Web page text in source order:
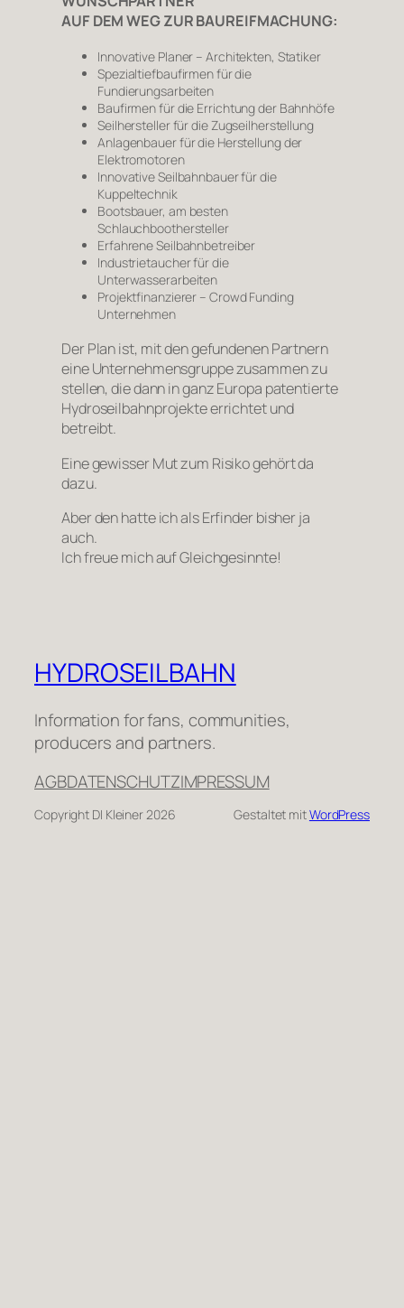
AUF DEM WEG ZUR BAUREIFMACHUNG:
Innovative Planer – Architekten, Statiker
Spezialtiefbaufirmen für die
Fundierungsarbeiten
Baufirmen für die Errichtung der Bahnhöfe
Seilhersteller für die Zugseilherstellung
Anlagenbauer für die Herstellung der
Elektromotoren
Innovative Seilbahnbauer für die
Kuppeltechnik
Bootsbauer, am besten
Schlauchboothersteller
Erfahrene Seilbahnbetreiber
Industrietaucher für die
Unterwasserarbeiten
Projektfinanzierer – Crowd Funding
Unternehmen
Der Plan ist, mit den gefundenen Partnern
eine Unternehmensgruppe zusammen zu
stellen, die dann in ganz Europa patentierte
Hydroseilbahnprojekte errichtet und
betreibt.
Eine gewisser Mut zum Risiko gehört da
dazu.
Aber den hatte ich als Erfinder bisher ja
auch.
Ich freue mich auf Gleichgesinnte!
HYDROSEILBAHN
Information for fans, communities,
producers and partners.
AGBDATENSCHUTZIMPRESSUM
Copyright DI Kleiner 2026 Gestaltet mitWordPress